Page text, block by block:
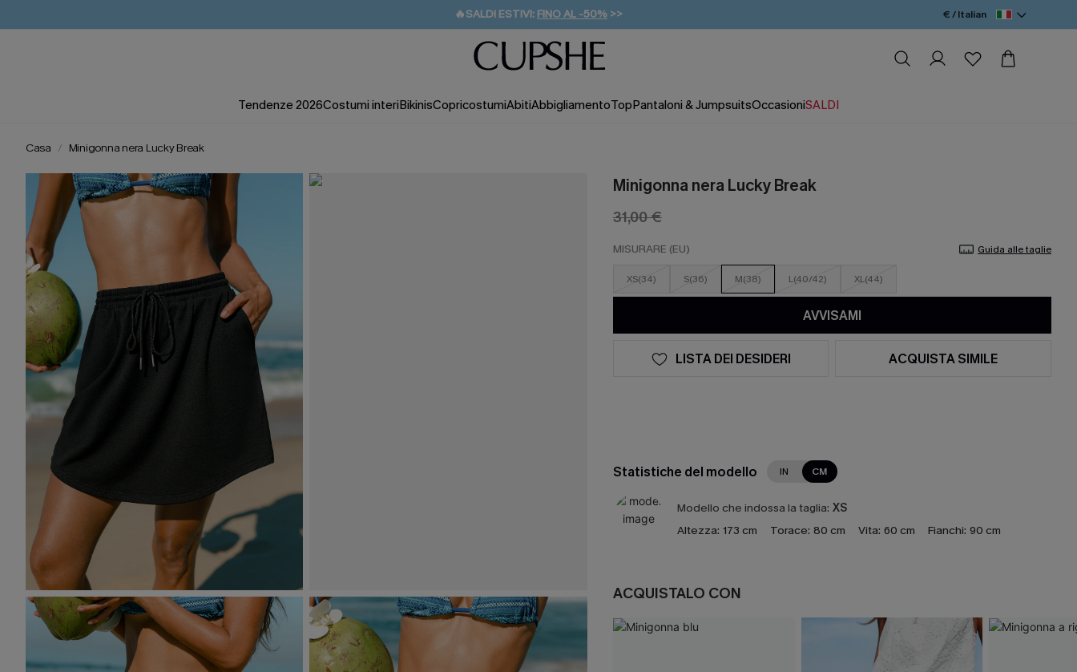
🔥SALDI ESTIVI: FINO AL -50% >>
🚚SPEDIZIONE GRATUITA DA 49€
💌REGALO PER I NUOVI: 20% DI SCONTO*
€ / Italian
Tendenze 2026Costumi interiBikinisCopricostumiAbitiAbbigliamentoTopPantaloni & JumpsuitsOccasioniSALDI
Casa Minigonna nera Lucky Break
Minigonna nera Lucky Break
31,00 €
MISURARE (EU) Guida alle taglie
XS(34) S(36) M(38) L(40/42) XL(44)
AVVISAMI
LISTA DEI DESIDERI ACQUISTA SIMILE
Statistiche del modello IN CM
Modello che indossa la taglia: XS
Altezza: 173 cm Torace: 80 cm Vita: 60 cm Fianchi: 90 cm
ACQUISTALO CON